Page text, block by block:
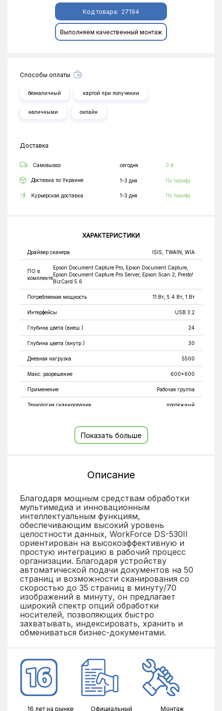
Код товара: 27194
Выполняем качественный монтаж
Способы оплаты
безналичный картой при получении
наличными онлайн
Доставка
Самовывоз сегодня 0 ₴
Доставка по Украине 1-3 дня По тарифу
Курьерская доставка 1-3 дня По тарифу
ХАРАКТЕРИСТИКИ
Драйвер сканера ISIS, TWAIN, WIA
ПО в
комплекте
Epson Document Capture Pro, Epson Document Capture,
Epson Document Capture Pro Server, Epson Scan 2, Presto!
BizCard 5.6
Потребляемая мощность 11 Вт, 5.4 Вт, 1 Вт
Интерфейсы USB 3.2
Глубина цвета (внеш.) 24
Глубина цвета (внутр.) 30
Дневная нагрузка 5500
Макс. разрешение 600x600
Применение Рабочая группа
Технология сканирования протяжный
Поддержка длинных документов
Функции
Зниження інтенсивності кольорів RGB, Advanced Colour
Dropout / Enhance, Пропускати порожні сторінки,
Автоматичне суміщення формату А3, Вилучення дірок,
Розширене редагування зображення, Автоматична
корекція нахилу, Автоматичне розпізнання багатьох
документів, RGB-покращення кольоровості, Подвійне
графічне виведення (тільки Windows), Автоматичне
повернення зображення, Покращення тексту, Корекція
контурів, Спрятать розмитість, Репродукування
растрованих оригіналів, Automatic Folder Creation,
Barcode Recognition, Zonal OCR A & B support, Full Zonal
OCR
Плотность сканируемого материала
Формат
Ч/б сканирование
Вес
Габариты 296‎ x 169 x 176
Показать больше
Описание
Благодаря мощным средствам обработки
мультимедиа и инновационным
интеллектуальным функциям,
обеспечивающим высокий уровень
целостности данных, WorkForce DS-530II
ориентирован на высокоэффективную и
простую интеграцию в рабочий процесс
организации. Благодаря устройству
автоматической подачи документов на 50
страниц и возможности сканирования со
скоростью до 35 страниц в минуту/70
изображений в минуту, он предлагает
широкий спектр опций обработки
носителей, позволяющих быстро
захватывать, индексировать, хранить и
обмениваться бизнес-документами.
16 лет на рынке
Официальный
Монтаж